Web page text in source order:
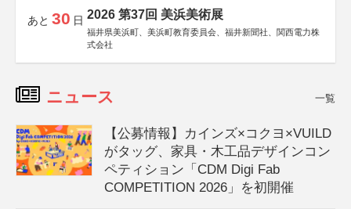
あと 30 日 2026 第37回 美浜美術展
福井県美浜町、美浜町教育委員会、福井新聞社、関西電力株
式会社
ニュース 一覧
【公募情報】カインズ×コクヨ×VUILD
がタッグ、家具・木工品デザインコン
ペティション「CDM Digi Fab
COMPETITION 2026」を初開催